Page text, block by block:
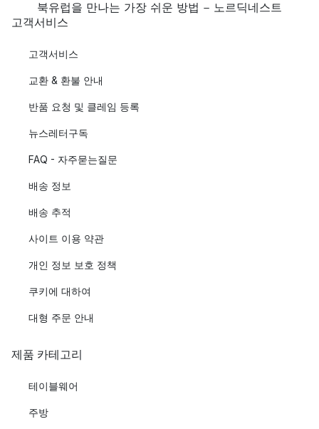
북유럽을 만나는 가장 쉬운 방법 - 노르딕네스트
고객서비스
고객서비스
교환 & 환불 안내
반품 요청 및 클레임 등록
뉴스레터구독
FAQ - 자주묻는질문
배송 정보
배송 추적
사이트 이용 약관
개인 정보 보호 정책
쿠키에 대하여
대형 주문 안내
제품 카테고리
테이블웨어
주방